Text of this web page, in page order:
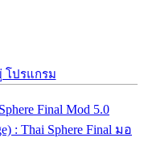
โปรแกรม
Final Mod 5.0
: Thai Sphere Final มอ